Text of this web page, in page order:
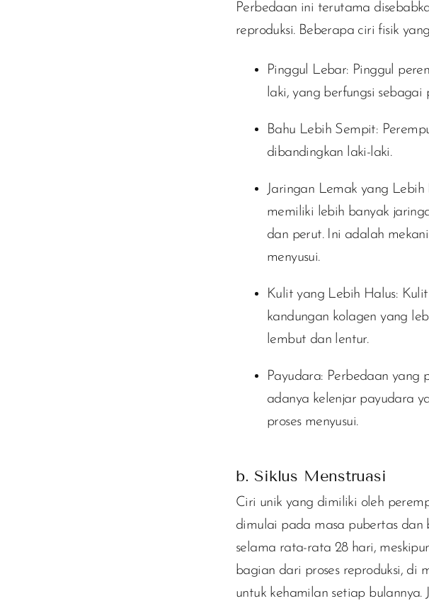
Perbedaan ini terutama
reproduksi. Beberapa ciri fisik
Pinggul Lebar: Pinggul
laki, yang berfungsi sebagai
Bahu Lebih Sempit:
dibandingkan laki-laki.
Jaringan Lemak yang Lebih
memiliki lebih banyak
dan perut. Ini adalah
menyusui.
Kulit yang Lebih Halus:
kandungan kolagen yang
lembut dan lentur.
Payudara: Perbedaan yang
adanya kelenjar payudara
proses menyusui.
b. Siklus Menstruasi
Ciri unik yang dimiliki oleh
dimulai pada masa pubertas dan
selama rata-rata 28 hari,
bagian dari proses reproduksi, di
untuk kehamilan setiap